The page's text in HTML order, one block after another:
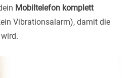
Mobiltelefon komplett
Vibrationsalarm), damit die